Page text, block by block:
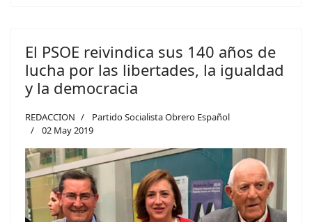
El PSOE reivindica sus 140 años de
lucha por las libertades, la igualdad
y la democracia
REDACCION
Partido Socialista Obrero Español
02 May 2019